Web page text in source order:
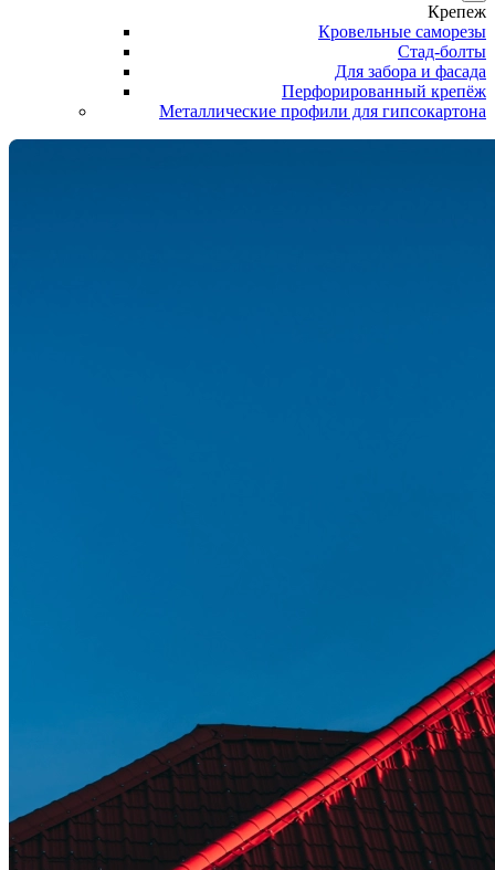
Крепеж
Кровельные саморезы
Стад-болты
Для забора и фасада
Перфорированный крепёж
Металлические профили для гипсокартона